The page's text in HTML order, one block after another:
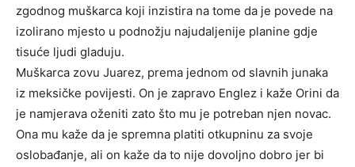
zgodnog muškarca koji inzistira na tome da je povede na
izolirano mjesto u podnožju najudaljenije planine gdje
tisuće ljudi gladuju.
Muškarca zovu Juarez, prema jednom od slavnih junaka
iz meksičke povijesti. On je zapravo Englez i kaže Orini da
je namjerava oženiti zato što mu je potreban njen novac.
Ona mu kaže da je spremna platiti otkupninu za svoje
oslobađanje, ali on kaže da to nije dovoljno dobro jer bi